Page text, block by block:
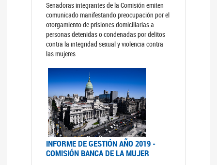
Senadoras integrantes de la Comisión emiten
comunicado manifestando preocupación por el
otorgamiento de prisiones domiciliarias a
personas detenidas o condenadas por delitos
contra la integridad sexual y violencia contra
las mujeres
INFORME DE GESTIÓN AÑO 2019 -
COMISIÓN BANCA DE LA MUJER